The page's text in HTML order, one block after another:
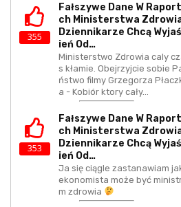
355
Fałszywe Dane W
Ch Ministerstwa
Dziennikarze Chcą
Ień Od…
Ministerstwo Zdrowia caly
s kłamie. Obejrzyjcie sobie
ństwo filmy Grzegorza
a - Kobiór ktory cały…
353
Fałszywe Dane W
Ch Ministerstwa
Dziennikarze Chcą
Ień Od…
Ja się ciągle zastanawiam
ekonomista może być
m zdrowia